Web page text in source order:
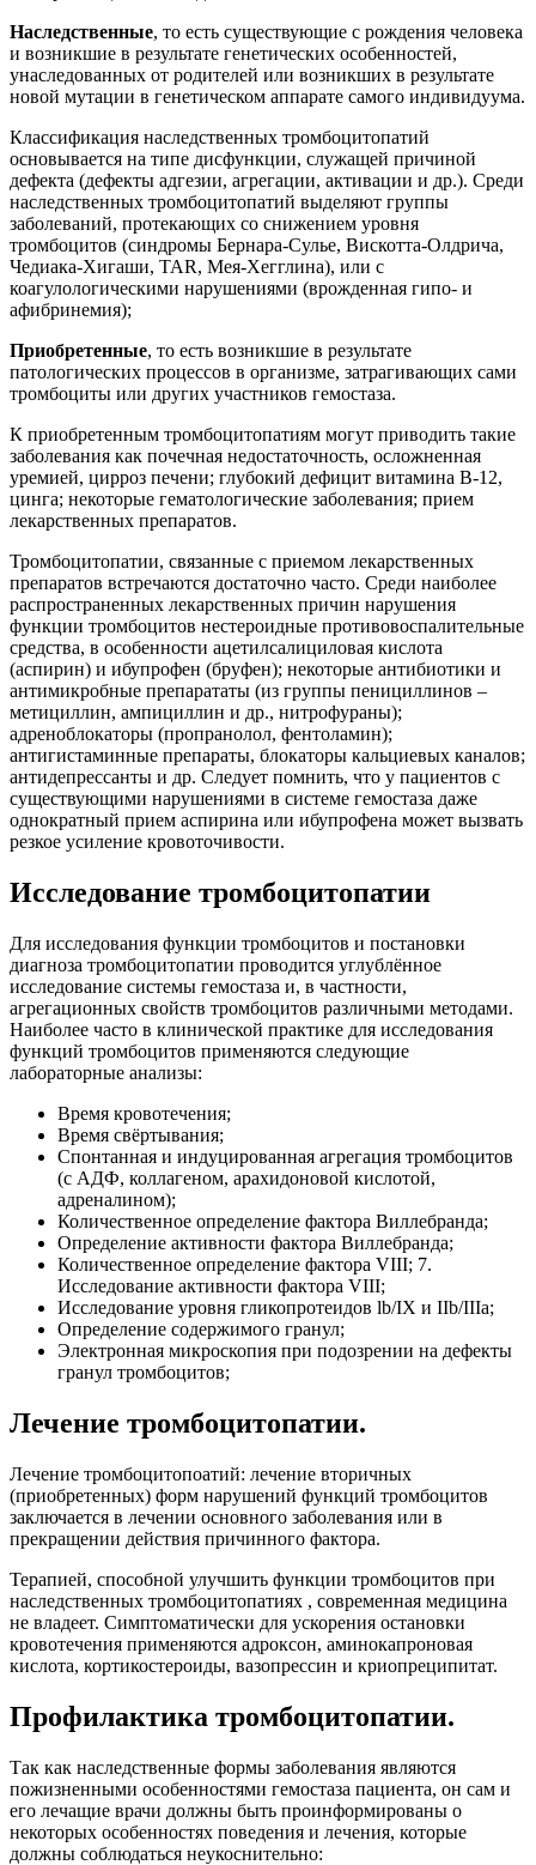
Наследственные, то есть существующие с рождения человека
и возникшие в результате генетических особенностей,
унаследованных от родителей или возникших в результате
новой мутации в генетическом аппарате самого индивидуума.
Классификация наследственных тромбоцитопатий
основывается на типе дисфункции, служащей причиной
дефекта (дефекты адгезии, агрегации, активации и др.). Среди
наследственных тромбоцитопатий выделяют группы
заболеваний, протекающих со снижением уровня
тромбоцитов (синдромы Бернара-Сулье, Вискотта-Олдрича,
Чедиака-Хигаши, TAR, Мея-Хегглина), или с
коагулологическими нарушениями (врожденная гипо- и
афибринемия);
Приобретенные, то есть возникшие в результате
патологических процессов в организме, затрагивающих сами
тромбоциты или других участников гемостаза.
К приобретенным тромбоцитопатиям могут приводить такие
заболевания как почечная недостаточность, осложненная
уремией, цирроз печени; глубокий дефицит витамина В-12,
цинга; некоторые гематологические заболевания; прием
лекарственных препаратов.
Тромбоцитопатии, связанные с приемом лекарственных
препаратов встречаются достаточно часто. Среди наиболее
распространенных лекарственных причин нарушения
функции тромбоцитов нестероидные противовоспалительные
средства, в особенности ацетилсалициловая кислота
(аспирин) и ибупрофен (бруфен); некоторые антибиотики и
антимикробные препарататы (из группы пенициллинов –
метициллин, ампициллин и др., нитрофураны);
адреноблокаторы (пропранолол, фентоламин);
антигистаминные препараты, блокаторы кальциевых каналов;
антидепрессанты и др. Следует помнить, что у пациентов с
существующими нарушениями в системе гемостаза даже
однократный прием аспирина или ибупрофена может вызвать
резкое усиление кровоточивости.
Исследование тромбоцитопатии
Для исследования функции тромбоцитов и постановки
диагноза тромбоцитопатии проводится углублённое
исследование системы гемостаза и, в частности,
агрегационных свойств тромбоцитов различными методами.
Наиболее часто в клинической практике для исследования
функций тромбоцитов применяются следующие
лабораторные анализы:
Время кровотечения;
Время свёртывания;
Спонтанная и индуцированная агрегация тромбоцитов
(с АДФ, коллагеном, арахидоновой кислотой,
адреналином);
Количественное определение фактора Виллебранда;
Определение активности фактора Виллебранда;
Количественное определение фактора VIII; 7.
Исследование активности фактора VIII;
Исследование уровня гликопротеидов lb/IX и IIb/IIIа;
Определение содержимого гранул;
Электронная микроскопия при подозрении на дефекты
гранул тромбоцитов;
Лечение тромбоцитопатии.
Лечение тромбоцитопоатий: лечение вторичных
(приобретенных) форм нарушений функций тромбоцитов
заключается в лечении основного заболевания или в
прекращении действия причинного фактора.
Терапией, способной улучшить функции тромбоцитов при
наследственных тромбоцитопатиях , современная медицина
не владеет. Симптоматически для ускорения остановки
кровотечения применяются адроксон, аминокапроновая
кислота, кортикостероиды, вазопрессин и криопреципитат.
Профилактика тромбоцитопатии.
Так как наследственные формы заболевания являются
пожизненными особенностями гемостаза пациента, он сам и
его лечащие врачи должны быть проинформированы о
некоторых особенностях поведения и лечения, которые
должны соблюдаться неукоснительно: